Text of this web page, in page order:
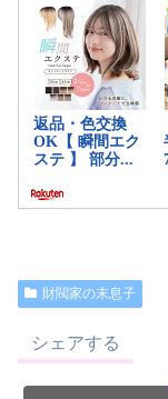
財閥家の末息子
シェアする